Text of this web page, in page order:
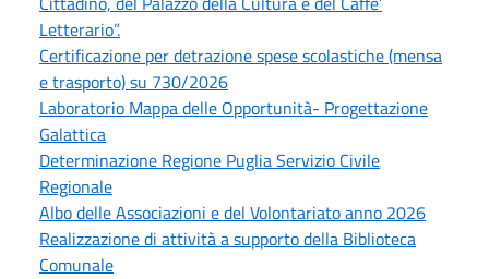
Letterario”.
Certificazione per detrazione spese scolastiche (mensa
e trasporto) su 730/2026
Laboratorio Mappa delle Opportunità- Progettazione
Galattica
Determinazione Regione Puglia Servizio Civile
Regionale
Albo delle Associazioni e del Volontariato anno 2026
Realizzazione di attività a supporto della Biblioteca
Comunale